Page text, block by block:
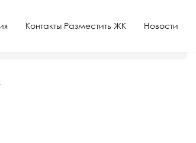
Контакты Разместить ЖК Новости